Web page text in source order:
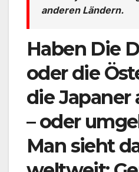
anderen Ländern.
Haben Die
oder die
die Japaner
– oder
Man sieht